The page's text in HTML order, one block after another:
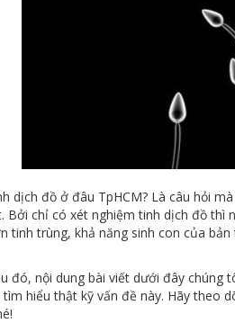
dịch đồ ở đâu TpHCM? Là câu hỏi
Bởi chỉ có xét nghiệm tinh dịch đồ thì
tinh trùng, khả năng sinh con của
đó, nội dung bài viết dưới đây chúng
hiểu thật kỹ vấn đề này. Hãy theo